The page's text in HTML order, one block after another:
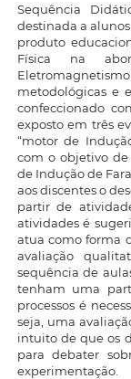
Sequência
destinada a
produto
Física na
metodológicas e
confeccionado
exposto em três
“motor de
com o objetivo
de Indução de
aos discentes o
partir de
atividades é
atua como forma
avaliação
sequência de
tenham uma
processos é
seja, uma
intuito de que os
para debater
experimentação.